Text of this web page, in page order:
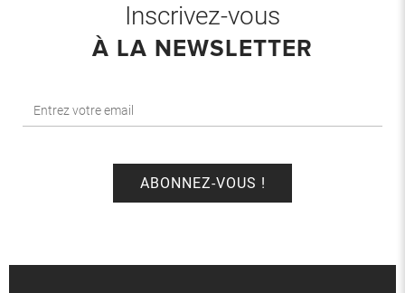
Inscrivez-vous
À LA NEWSLETTER